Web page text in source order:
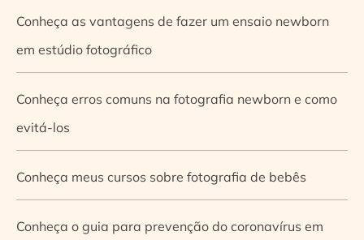
Conheça as vantagens de fazer um ensaio newborn
em estúdio fotográfico
Conheça erros comuns na fotografia newborn e como
evitá-los
Conheça meus cursos sobre fotografia de bebês
Conheça o guia para prevenção do coronavírus em